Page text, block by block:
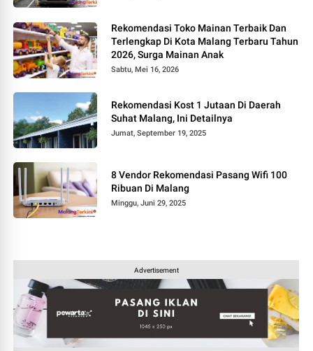
Rekomendasi Toko Mainan Terbaik Dan
Terlengkap Di Kota Malang Terbaru Tahun
2026, Surga Mainan Anak
Sabtu, Mei 16, 2026
Rekomendasi Kost 1 Jutaan Di Daerah
Suhat Malang, Ini Detailnya
Jumat, September 19, 2025
8 Vendor Rekomendasi Pasang Wifi 100
Ribuan Di Malang
Minggu, Juni 29, 2025
Advertisement